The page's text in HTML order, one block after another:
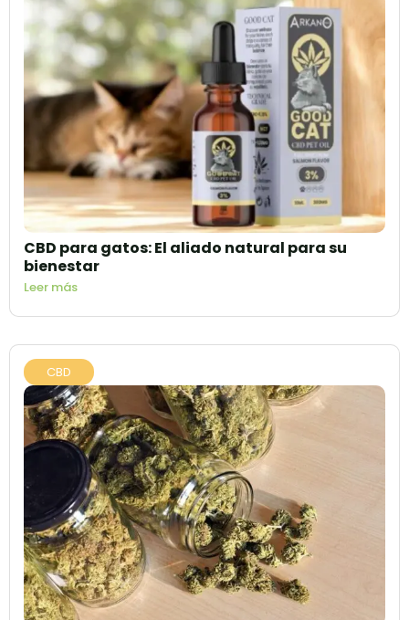
CBD para gatos: El aliado natural para su
bienestar
Leer más
CBD